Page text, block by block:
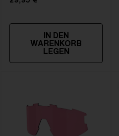
IN DEN
WARENKORB
LEGEN